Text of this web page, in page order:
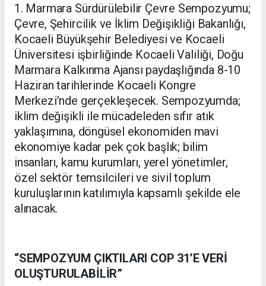
1. Marmara Sürdürülebilir Çevre Sempozyumu;
Çevre, Şehircilik ve İklim Değişikliği Bakanlığı,
Kocaeli Büyükşehir Belediyesi ve Kocaeli
Üniversitesi işbirliğinde Kocaeli Valiliği, Doğu
Marmara Kalkınma Ajansı paydaşlığında 8-10
Haziran tarihlerinde Kocaeli Kongre
Merkezi’nde gerçekleşecek. Sempozyumda;
iklim değişikli ile mücadeleden sıfır atık
yaklaşımına, döngüsel ekonomiden mavi
ekonomiye kadar pek çok başlık; bilim
insanları, kamu kurumları, yerel yönetimler,
özel sektör temsilcileri ve sivil toplum
kuruluşlarının katılımıyla kapsamlı şekilde ele
alınacak.
“SEMPOZYUM ÇIKTILARI COP 31’E VERİ
OLUŞTURULABİLİR”